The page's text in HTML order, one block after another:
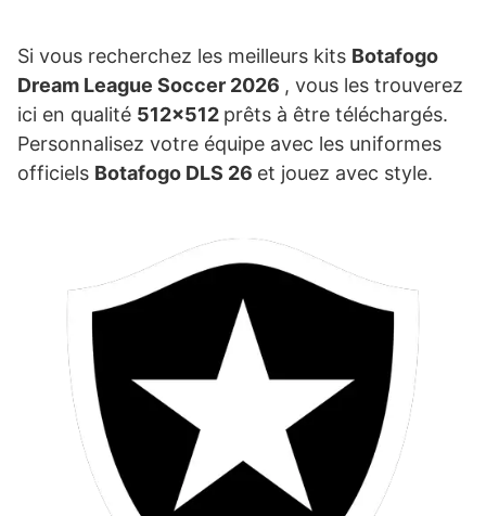
Si vous recherchez les meilleurs kits Botafogo
Dream League Soccer 2026 , vous les trouverez
ici en qualité 512×512 prêts à être téléchargés.
Personnalisez votre équipe avec les uniformes
officiels Botafogo DLS 26 et jouez avec style.